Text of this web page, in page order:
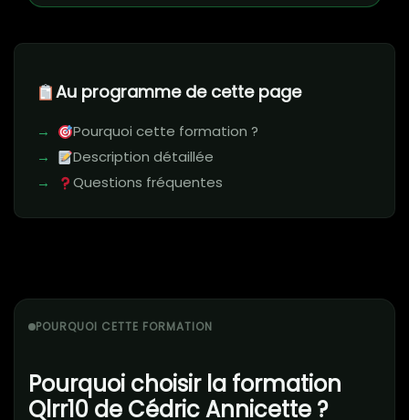
Au programme de cette page
Pourquoi cette formation ?
Description détaillée
Questions fréquentes
POURQUOI CETTE FORMATION
Pourquoi choisir la formation
Qlrr10 de Cédric Annicette ?